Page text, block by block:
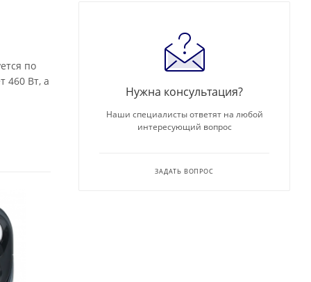
по
460 Вт, а
Нужна консультация?
Наши специалисты ответят на любой
интересующий вопрос
ЗАДАТЬ ВОПРОС